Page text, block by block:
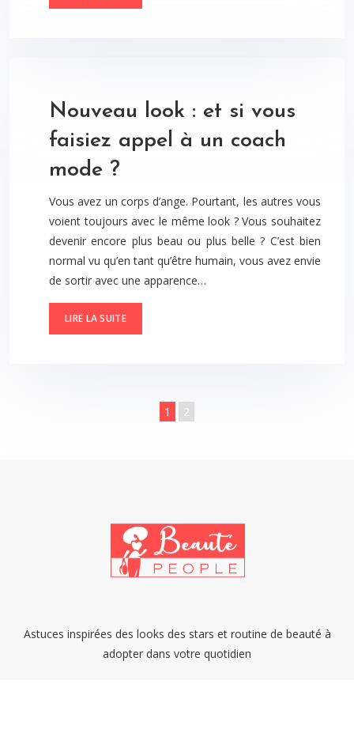
Nouveau look : et si vous
faisiez appel à un coach
mode ?
Vous avez un corps d’ange. Pourtant, les autres vous
voient toujours avec le même look ? Vous souhaitez
devenir encore plus beau ou plus belle ? C’est bien
normal vu qu’en tant qu’être humain, vous avez envie
de sortir avec une apparence…
LIRE LA SUITE
1 2
Astuces inspirées des looks des stars et routine de beauté à
adopter dans votre quotidien